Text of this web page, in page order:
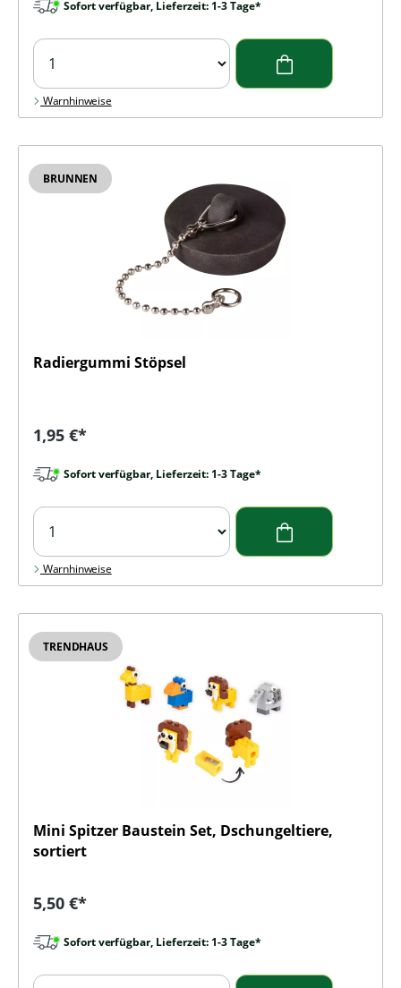
Sofort verfügbar, Lieferzeit: 1-3 Tage*
Warnhinweise
BRUNNEN
Radiergummi Stöpsel
Regulärer Preis:
1,95 €*
Sofort verfügbar, Lieferzeit: 1-3 Tage*
Warnhinweise
TRENDHAUS
Mini Spitzer Baustein Set, Dschungeltiere,
sortiert
Regulärer Preis:
5,50 €*
Sofort verfügbar, Lieferzeit: 1-3 Tage*